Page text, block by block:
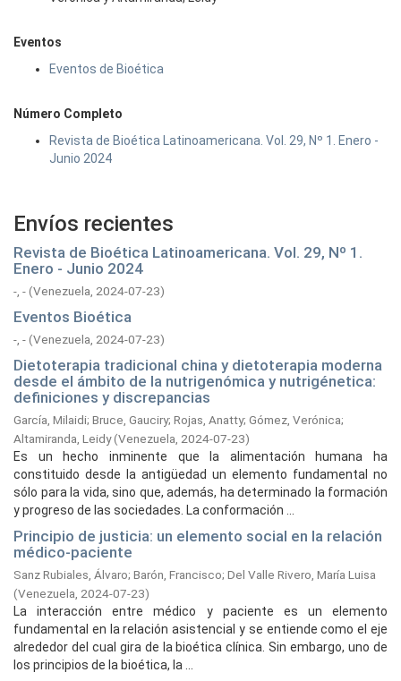
Eventos
Eventos de Bioética
Número Completo
Revista de Bioética Latinoamericana. Vol. 29, Nº 1. Enero -
Junio 2024
Envíos recientes
Revista de Bioética Latinoamericana. Vol. 29, Nº 1.
Enero - Junio 2024
-, -(Venezuela, 2024-07-23)
Eventos Bioética
-, -(Venezuela, 2024-07-23)
Dietoterapia tradicional china y dietoterapia moderna
desde el ámbito de la nutrigenómica y nutrigénetica:
definiciones y discrepancias
García, Milaidi; Bruce, Gauciry; Rojas, Anatty; Gómez, Verónica;
Altamiranda, Leidy(Venezuela, 2024-07-23)
Es un hecho inminente que la alimentación humana ha
constituido desde la antigüedad un elemento fundamental no
sólo para la vida, sino que, además, ha determinado la formación
y progreso de las sociedades. La conformación ...
Principio de justicia: un elemento social en la relación
médico-paciente
Sanz Rubiales, Álvaro; Barón, Francisco; Del Valle Rivero, María Luisa
(Venezuela, 2024-07-23)
La interacción entre médico y paciente es un elemento
fundamental en la relación asistencial y se entiende como el eje
alrededor del cual gira de la bioética clínica. Sin embargo, uno de
los principios de la bioética, la ...